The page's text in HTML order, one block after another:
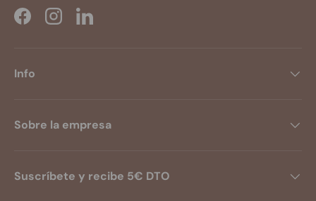
FacebookInstagramLinkedIn
Info
Sobre la empresa
Suscríbete y recibe 5€ DTO